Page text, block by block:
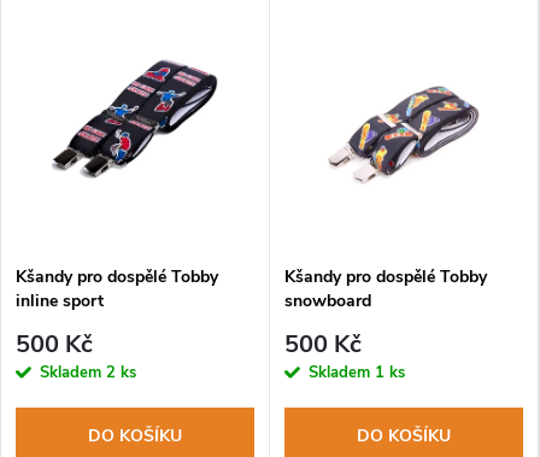
Kšandy pro dospělé Tobby
inline sport
500 Kč
Skladem 2 ks
DO KOŠÍKU
Kšandy pro dospělé Tobby
snowboard
500 Kč
Skladem 1 ks
DO KOŠÍKU